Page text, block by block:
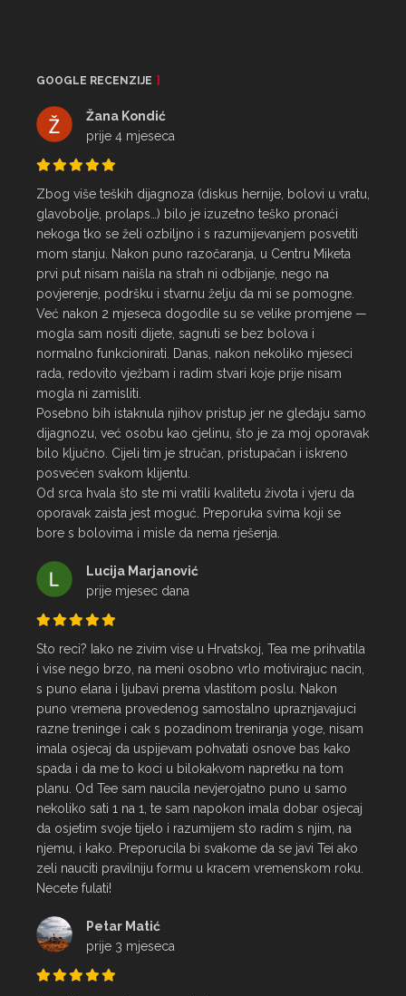
GOOGLE RECENZIJE
Žana Kondić
prije 4 mjeseca
Zbog više teških dijagnoza (diskus hernije, bolovi u vratu,
glavobolje, prolaps…) bilo je izuzetno teško pronaći
nekoga tko se želi ozbiljno i s razumijevanjem posvetiti
mom stanju. Nakon puno razočaranja, u Centru Miketa
prvi put nisam naišla na strah ni odbijanje, nego na
povjerenje, podršku i stvarnu želju da mi se pomogne.
Već nakon 2 mjeseca dogodile su se velike promjene —
mogla sam nositi dijete, sagnuti se bez bolova i
normalno funkcionirati. Danas, nakon nekoliko mjeseci
rada, redovito vježbam i radim stvari koje prije nisam
mogla ni zamisliti.
Posebno bih istaknula njihov pristup jer ne gledaju samo
dijagnozu, već osobu kao cjelinu, što je za moj oporavak
bilo ključno. Cijeli tim je stručan, pristupačan i iskreno
posvećen svakom klijentu.
Od srca hvala što ste mi vratili kvalitetu života i vjeru da
oporavak zaista jest moguć. Preporuka svima koji se
bore s bolovima i misle da nema rješenja.
Lucija Marjanović
prije mjesec dana
Sto reci? Iako ne zivim vise u Hrvatskoj, Tea me prihvatila
i vise nego brzo, na meni osobno vrlo motivirajuc nacin,
s puno elana i ljubavi prema vlastitom poslu. Nakon
puno vremena provedenog samostalno upraznjavajuci
razne treninge i cak s pozadinom treniranja yoge, nisam
imala osjecaj da uspijevam pohvatati osnove bas kako
spada i da me to koci u bilokakvom napretku na tom
planu. Od Tee sam naucila nevjerojatno puno u samo
nekoliko sati 1 na 1, te sam napokon imala dobar osjecaj
da osjetim svoje tijelo i razumijem sto radim s njim, na
njemu, i kako. Preporucila bi svakome da se javi Tei ako
zeli nauciti pravilniju formu u kracem vremenskom roku.
Necete fulati!
Petar Matić
prije 3 mjeseca